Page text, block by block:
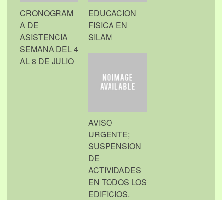
CRONOGRAM
A DE
ASISTENCIA
SEMANA DEL 4
AL 8 DE JULIO
EDUCACION
FISICA EN
SILAM
AVISO
URGENTE;
SUSPENSION
DE
ACTIVIDADES
EN TODOS LOS
EDIFICIOS.